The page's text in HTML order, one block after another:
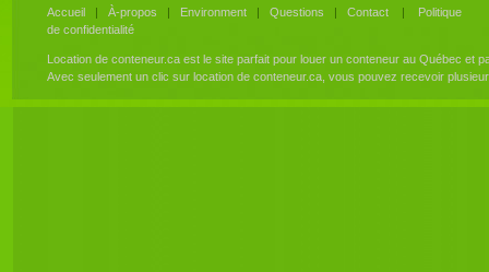
Accueil | À-propos | Environment | Questions | Contact | Politique
de confidentialité
Location de conteneur.ca est le site parfait pour louer un conteneur au Québec et
Avec seulement un clic sur location de conteneur.ca, vous pouvez recevoir